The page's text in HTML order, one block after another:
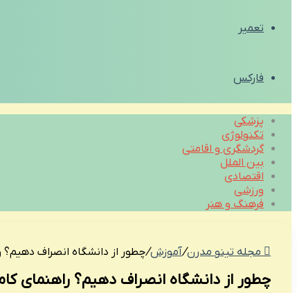
تعمیر
فارکس
پزشکی
تکنولوژی
گردشگری و اقامتی
بین الملل
اقتصادی
ورزشی
فرهنگ و هنر
مجله تینو مدرن/آموزش/چطور از دانشگاه انصراف دهیم؟
چطور از دانشگاه انصراف دهیم؟ راهنمای